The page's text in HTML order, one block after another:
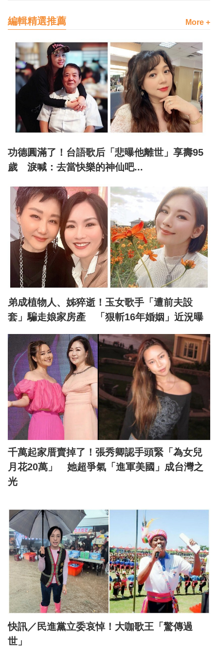
編輯精選推薦 More +
功德圓滿了！台語歌后「悲曝他離世」享壽95
歲 淚喊：去當快樂的神仙吧...
弟成植物人、姊猝逝！玉女歌手「遭前夫設
套」騙走娘家房產 「狠斬16年婚姻」近況曝
千萬起家厝賣掉了！張秀卿認手頭緊「為女兒
月花20萬」 她超爭氣「進軍美國」成台灣之
光
快訊／民進黨立委哀悼！大咖歌王「驚傳過
世」